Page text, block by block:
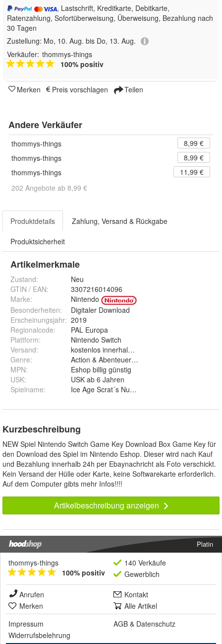
, Lastschrift, Kreditkarte, Debitkarte,
Ratenzahlung, Sofortüberweisung, Überweisung, Bezahlung nach
30 Tagen
Zustellung: Mo, 10. Aug. bis Do, 13. Aug.
Verkäufer: thommys-things
100% positiv
Merken Preis vorschlagen Teilen
Andere Verkäufer
thommys-things
8,99 €
thommys-things
8,99 €
thommys-things
11,99 €
202 Angebote ab 8,99 €
Produktdetails Zahlung, Versand & Rückgabe
Produktsicherheit
Artikelmerkmale
Zustand:
Neu
GTIN / EAN:
3307216014096
Marke:
Nintendo
Besonderheiten:
Digitaler Download
Erscheinungsjahr: 2019
Regionalcode:
PAL Europa
Plattform:
Nintendo Switch
Versand:
kostenlos innerhalb 24 Std. per Ebaynachricht
Genre:
Action & Abenteuer, Familie/Kinder, Fantasie,
MPN:
Eshop billig günstig
USK:
USK ab 6 Jahren
Spielname: Ice Age Scrat´s Nutty Adventure
Kurzbeschreibung
NEW Spiel Nintendo Switch Game Key Download Box Game Key für
den Download des Spiel im Nintendo Eshop. Dieser wird nach Kauf
und Bezahlung innerhalb 24h per Ebaynachricht als Foto verschickt.
Kein Versand der Hülle oder Karte, keine Softwarekarte erforderlich.
Auf dem Computer gibts mehr Infos!!!!
Artikelbeschreibung anzeigen
Platin
thommys-things
100% positiv
140 Verkäufe
Gewerblich
Anrufen
Kontakt
Merken
Alle Artikel
Impressum
AGB & Datenschutz
Widerrufsbelehrung